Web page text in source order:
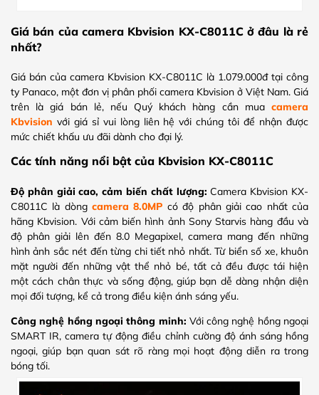
Giá bán của camera Kbvision KX-C8011C ở đâu là rẻ
nhất?
Giá bán của camera Kbvision KX-C8011C là 1.079.000đ tại công
ty Panaco, một đơn vị phân phối camera Kbvision ở Việt Nam. Giá
trên là giá bán lẻ, nếu Quý khách hàng cần mua camera
Kbvision với giá sỉ vui lòng liên hệ với chúng tôi để nhận được
mức chiết khấu ưu đãi dành cho đại lý.
Các tính năng nổi bật của Kbvision KX-C8011C
Độ phân giải cao, cảm biến chất lượng: Camera Kbvision KX-
C8011C là dòngcamera 8.0MP có độ phân giải cao nhất của
hãng Kbvision. Với cảm biến hình ảnh Sony Starvis hàng đầu và
độ phân giải lên đến 8.0 Megapixel, camera mang đến những
hình ảnh sắc nét đến từng chi tiết nhỏ nhất. Từ biển số xe, khuôn
mặt người đến những vật thể nhỏ bé, tất cả đều được tái hiện
một cách chân thực và sống động, giúp bạn dễ dàng nhận diện
mọi đối tượng, kể cả trong điều kiện ánh sáng yếu.
Công nghệ hồng ngoại thông minh: Với công nghệ hồng ngoại
SMART IR, camera tự động điều chỉnh cường độ ánh sáng hồng
ngoại, giúp bạn quan sát rõ ràng mọi hoạt động diễn ra trong
bóng tối.